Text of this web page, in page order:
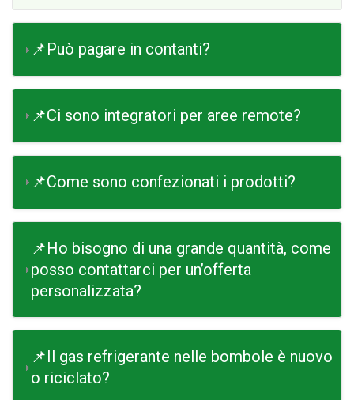
📌Può pagare in contanti?
📌Ci sono integratori per aree remote?
📌Come sono confezionati i prodotti?
📌Ho bisogno di una grande quantità, come
posso contattarci per un’offerta
personalizzata?
📌Il gas refrigerante nelle bombole è nuovo
o riciclato?